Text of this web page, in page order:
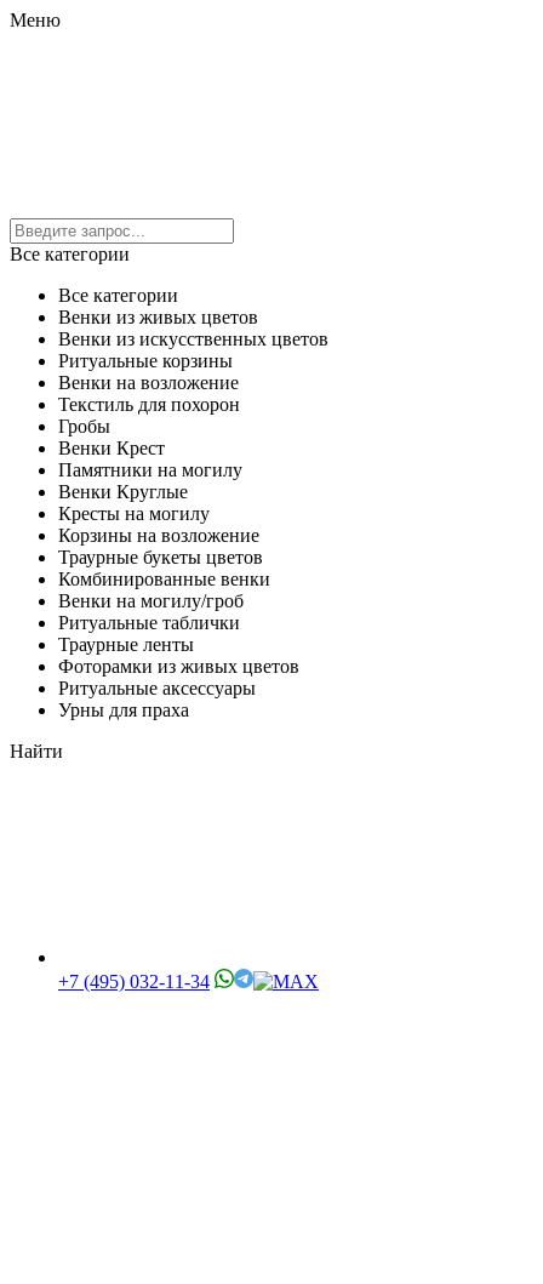
Меню
Все категории
Все категории
Венки из живых цветов
Венки из искусственных цветов
Ритуальные корзины
Венки на возложение
Текстиль для похорон
Гробы
Венки Крест
Памятники на могилу
Венки Круглые
Кресты на могилу
Корзины на возложение
Траурные букеты цветов
Комбинированные венки
Венки на могилу/гроб
Ритуальные таблички
Траурные ленты
Фоторамки из живых цветов
Ритуальные аксессуары
Урны для праха
Найти
+7 (495) 032-11-34